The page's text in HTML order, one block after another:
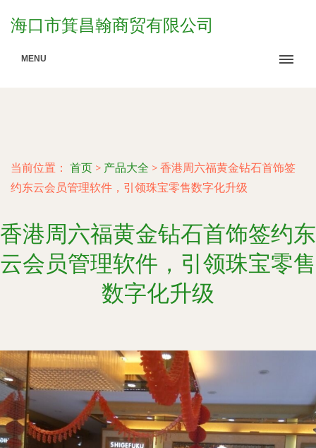
海口市箕昌翰商贸有限公司
MENU
当前位置： 首页 > 产品大全 > 香港周六福黄金钻石首饰签
约东云会员管理软件，引领珠宝零售数字化升级
香港周六福黄金钻石首饰签约东
云会员管理软件，引领珠宝零售
数字化升级